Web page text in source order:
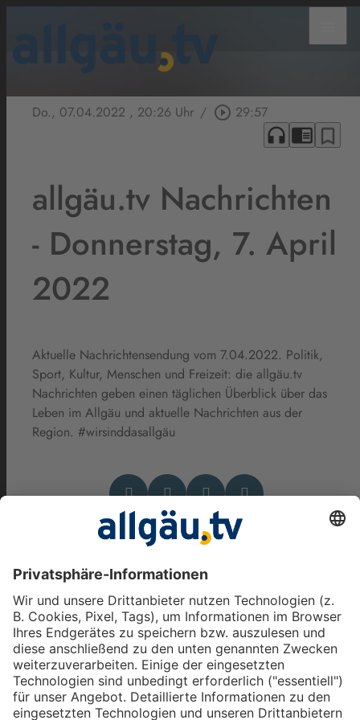
Do., 07.04.2022 , 20:26 Uhr / play_circle_outline 29:57
headphones chrome_reader_mode bookmark_border
allgäu.tv Nachrichten
- Donnerstag, 7. April
2022
Aktuelle Nachrichtensendung vom 7.04.2022. Politik,
Sport, Kultur, Menschen und Freizeit: die allgäu.tv
Nachrichten geben einen täglichen Überblick über das
Leben im Allgäu und aktuelle Nachrichten aus der
Region. #wirsinddasallgäu
Das könnte Dich auch
interessieren
allgäu.tv Nachrichten - Freitag,
7. August 2026